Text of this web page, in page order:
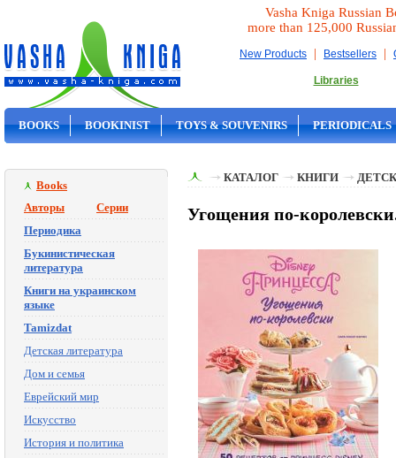
Vasha Kniga Russian
more than 125,000
New Products | Bestsellers |
Libraries
BOOKS BOOKINIST TOYS & SOUVENIRS PERIODICALS
Books
Авторы
Серии
Периодика
Букинистическая
литература
Книги на украинском
языке
Tamizdat
Детская литература
Дом и семья
Еврейский мир
Искусство
История и политика
КАТАЛОГ КНИГИ
Угощения по-